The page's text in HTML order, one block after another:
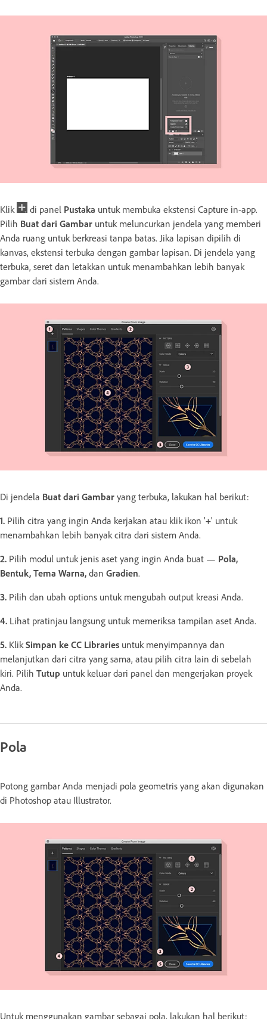
Klik di panel Pustaka untuk membuka ekstensi Capture in-app.
Pilih Buat dari Gambar untuk meluncurkan jendela yang memberi
Anda ruang untuk berkreasi tanpa batas. Jika lapisan dipilih di
kanvas, ekstensi terbuka dengan gambar lapisan. Di jendela yang
terbuka, seret dan letakkan untuk menambahkan lebih banyak
gambar dari sistem Anda.
Di jendela Buat dari Gambar yang terbuka, lakukan hal berikut:
1. Pilih citra yang ingin Anda kerjakan atau klik ikon '+' untuk
menambahkan lebih banyak citra dari sistem Anda.
2. Pilih modul untuk jenis aset yang ingin Anda buat — Pola,
Bentuk, Tema Warna, dan Gradien.
3. Pilih dan ubah options untuk mengubah output kreasi Anda.
4. Lihat pratinjau langsung untuk memeriksa tampilan aset Anda.
5. KlikSimpan ke CC Libraries untuk menyimpannya dan
melanjutkan dari citra yang sama, atau pilih citra lain di sebelah
kiri. Pilih Tutup untuk keluar dari panel dan mengerjakan proyek
Anda.
Pola
Potong gambar Anda menjadi pola geometris yang akan digunakan
di Photoshop atau Illustrator.
Untuk menggunakan gambar sebagai pola, lakukan hal berikut: